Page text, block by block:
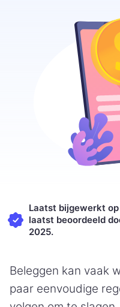
Laatst bijgewerkt
laatst beoordeeld
2025.
Beleggen kan vaak
paar eenvoudige